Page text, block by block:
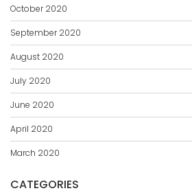
October 2020
September 2020
August 2020
July 2020
June 2020
April 2020
March 2020
CATEGORIES